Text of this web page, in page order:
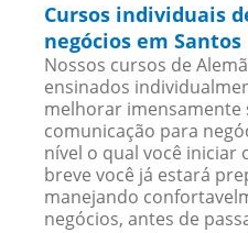
Cursos individuais
negócios em Santos
Nossos cursos de
ensinados
melhorar imensamente
comunicação para
nível o qual você iniciar
breve você já estará
manejando
negócios, antes de